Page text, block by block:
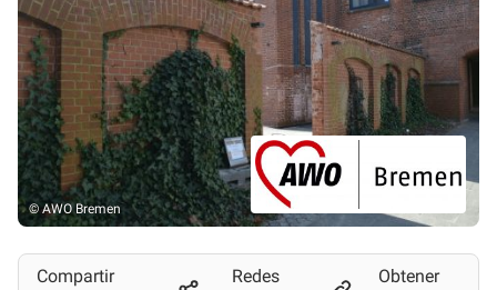
© AWO Bremen
Compartir
Redes
Obtener